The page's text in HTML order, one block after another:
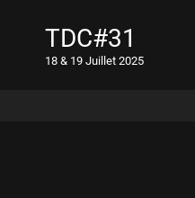
TDC#31
18 & 19 Juillet 2025